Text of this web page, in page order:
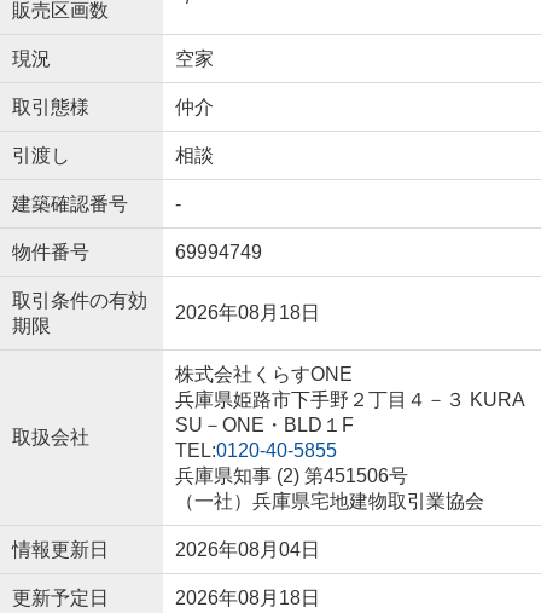
販売区画数
現況 空家
取引態様 仲介
引渡し 相談
建築確認番号 -
物件番号 69994749
取引条件の有効
期限
2026年08月18日
取扱会社
株式会社くらすONE
兵庫県姫路市下手野２丁目４－３ KURA
SU－ONE・BLD１F
TEL:0120-40-5855
兵庫県知事 (2) 第451506号
（一社）兵庫県宅地建物取引業協会
情報更新日 2026年08月04日
更新予定日 2026年08月18日